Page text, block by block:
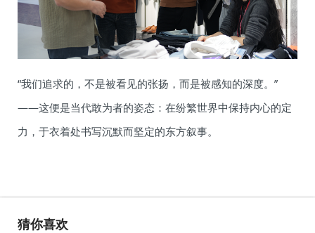
“我们追求的，不是被看见的张扬，而是被感知的深度。”
——这便是当代敢为者的姿态：在纷繁世界中保持内心的定
力，于衣着处书写沉默而坚定的东方叙事。
猜你喜欢